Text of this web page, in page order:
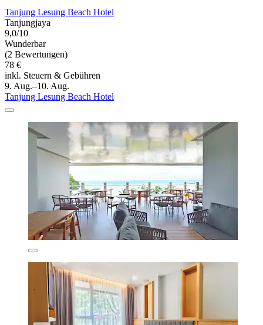
Tanjung Lesung Beach Hotel
Tanjungjaya
9,0/10
Wunderbar
(2 Bewertungen)
78 €
inkl. Steuern & Gebühren
9. Aug.–10. Aug.
Tanjung Lesung Beach Hotel